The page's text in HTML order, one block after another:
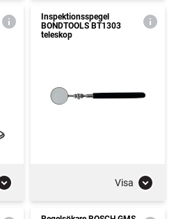
Inspektionsspegel
BONDTOOLS BT1303
teleskop
Visa